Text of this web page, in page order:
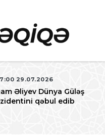
29.07.2026
Əliyev Dünya Güləş
qəbul edib